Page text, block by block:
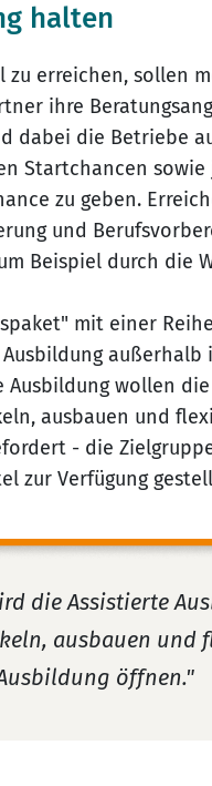
halten
zu erreichen, sollen
ihre
dabei die Betriebe
Startchancen
zu geben.
und
Beispiel durch die
mit einer
Ausbildung wollen
ausbauen und
- die
zur Verfügung
die Assistierte
ausbauen und
öffnen."